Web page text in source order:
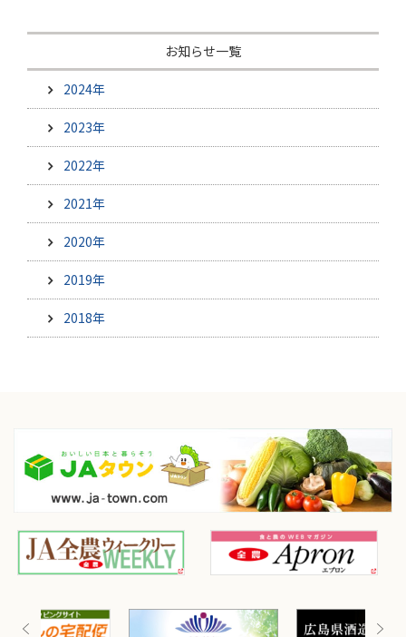
お知らせ一覧
2024年
2023年
2022年
2021年
2020年
2019年
2018年